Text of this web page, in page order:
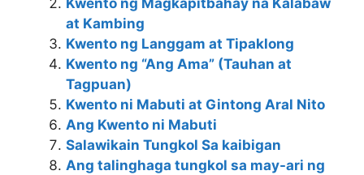
o
o
k
n
g
er
Kwento ng Magkapitbahay na Kalabaw
at Kambing
Kwento ng Langgam at Tipaklong
Kwento ng “Ang Ama” (Tauhan at
Tagpuan)
Kwento ni Mabuti at Gintong Aral Nito
Ang Kwento ni Mabuti
Salawikain Tungkol Sa kaibigan
Ang talinghaga tungkol sa may-ari ng